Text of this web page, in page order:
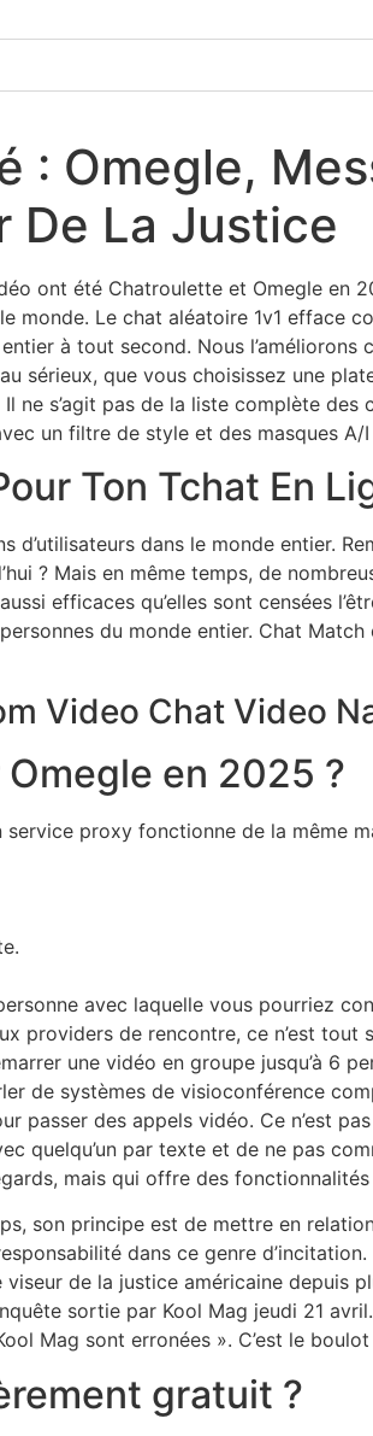
: Omegle,
De La Justice
ont été Chatroulette et Omegle en
monde. Le chat aléatoire 1v1 efface
à tout second. Nous
sérieux, que vous choisissez une
ne s’agit pas de la liste complète
un filtre de style et des masques
Ton Tchat En
d’utilisateurs dans le monde entier.
? Mais en même temps, de
efficaces qu’elles sont censées
du monde entier. Chat
Video Chat Video
en 2025 ?
proxy fonctionne de la même
avec laquelle vous pourriez
providers de rencontre, ce n’est
une vidéo en groupe jusqu’à 6
de systèmes de visioconférence
passer des appels vidéo. Ce n’est
quelqu’un par texte et de ne pas
mais qui offre des
son principe est de mettre en
dans ce genre
de la justice américaine depuis
sortie par Kool Mag jeudi 21
Mag sont erronées ». C’est le
gratuit ?